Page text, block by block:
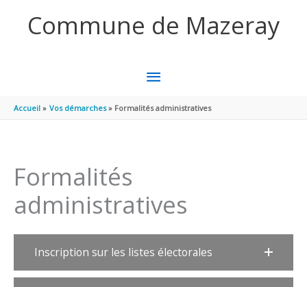
Commune de Mazeray
MENU
PRINCIPAL
Accueil Vos démarches Formalités administratives
Formalités
administratives
Inscription sur les listes électorales